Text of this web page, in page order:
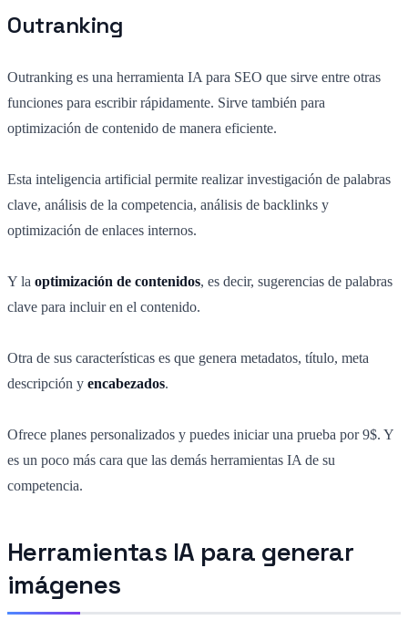
Outranking
Outranking es una herramienta IA para SEO que sirve entre otras
funciones para escribir rápidamente. Sirve también para
optimización de contenido de manera eficiente.
Esta inteligencia artificial permite realizar investigación de palabras
clave, análisis de la competencia, análisis de backlinks y
optimización de enlaces internos.
Y la optimización de contenidos, es decir, sugerencias de palabras
clave para incluir en el contenido.
Otra de sus características es que genera metadatos, título, meta
descripción y encabezados.
Ofrece planes personalizados y puedes iniciar una prueba por 9$. Y
es un poco más cara que las demás herramientas IA de su
competencia.
Herramientas IA para generar
imágenes